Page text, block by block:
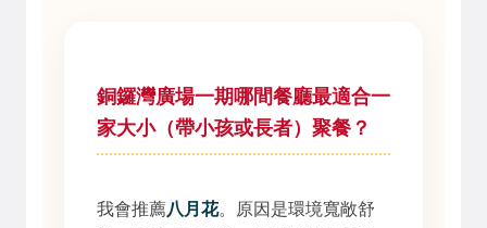
銅鑼灣廣場一期哪間餐廳最適合一
家大小（帶小孩或長者）聚餐？
我會推薦八月花。原因是環境寬敞舒